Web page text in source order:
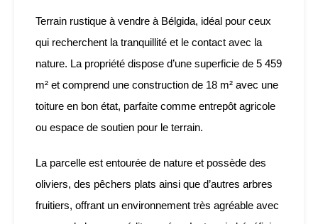
Terrain rustique à vendre à Bélgida, idéal pour ceux
qui recherchent la tranquillité et le contact avec la
nature. La propriété dispose d’une superficie de 5 459
m² et comprend une construction de 18 m² avec une
toiture en bon état, parfaite comme entrepôt agricole
ou espace de soutien pour le terrain.
La parcelle est entourée de nature et possède des
oliviers, des pêchers plats ainsi que d’autres arbres
fruitiers, offrant un environnement très agréable avec